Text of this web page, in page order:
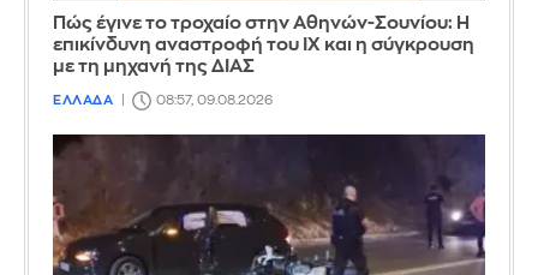
Πώς έγινε το τροχαίο στην Αθηνών-Σουνίου: Η
επικίνδυνη αναστροφή του ΙΧ και η σύγκρουση
με τη μηχανή της ΔΙΑΣ
ΕΛΛΑΔΑ 08:57, 09.08.2026